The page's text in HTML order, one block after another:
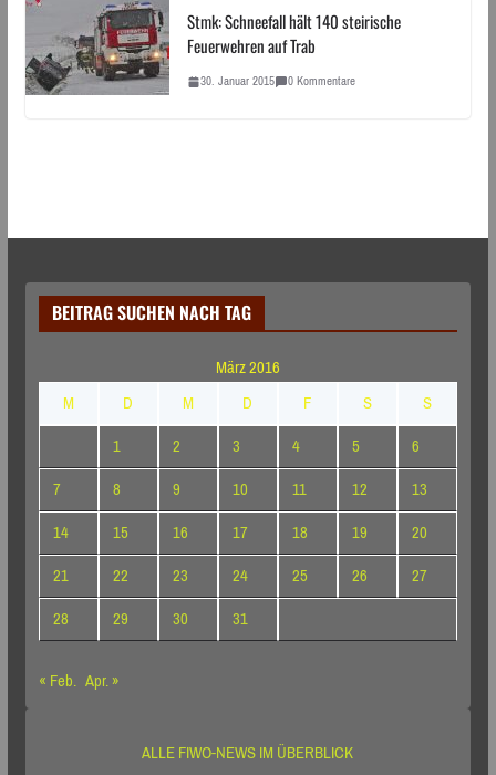
Stmk: Schneefall hält 140 steirische
Feuerwehren auf Trab
30. Januar 2015 0 Kommentare
BEITRAG SUCHEN NACH TAG
März 2016
M
D M D F S
S
1
2 3 4 5
6
7
8 9 10 11 12
13
14
15 16 17 18 19
20
21
22 23 24 25 26
27
28
29 30
31
« Feb. Apr. »
ALLE FIWO-NEWS IM ÜBERBLICK